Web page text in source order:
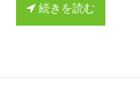
続きを読む